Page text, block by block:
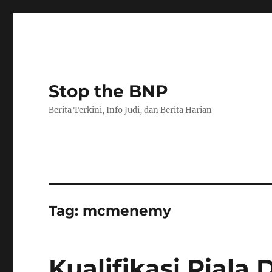
Stop the BNP
Berita Terkini, Info Judi, dan Berita Harian
Tag: mcmenemy